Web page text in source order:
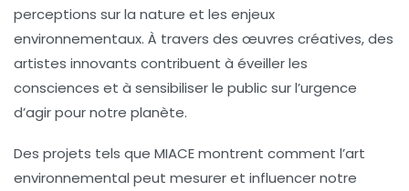
perceptions sur la nature et les enjeux
environnementaux. À travers des œuvres créatives, des
artistes innovants contribuent à éveiller les
consciences et à sensibiliser le public sur l’urgence
d’agir pour notre planète.
Des projets tels que MIACE montrent comment l’art
environnemental peut mesurer et influencer notre